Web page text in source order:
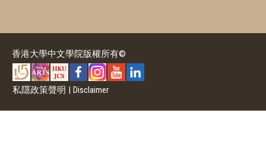
香港大學中文學院版權所有©
私隱政策聲明 | Disclaimer